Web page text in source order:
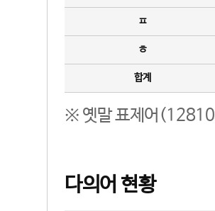
ㅍ
ㅎ
합계
※ 옛말 표제어(12810
다의어 현황